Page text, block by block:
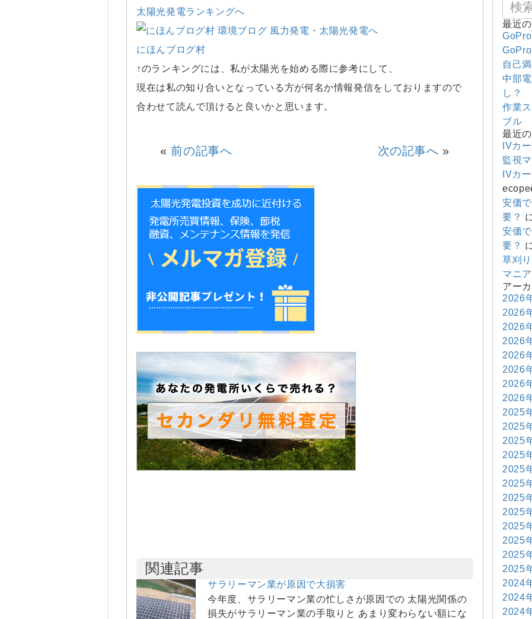
太陽光発電ランキングへ
にほんブログ村
↑のランキングには、私が太陽光を始める際に参考にして、
現在は私の知り合いとなっている方が何名か情報発信をしておりますので
合わせて読んで頂けると良いかと思います。
«前の記事へ 次の記事へ »
関連記事
サラリーマン業が原因で大損害
今年度、サラリーマン業の忙しさが原因での 太陽光関係の
損失がサラリーマン業の手取りと あまり変わらない額にな
最近
自己
中部
し？
作業
ブル
最近
IVカ
監視
IVカ
安価
要？
安価
要？
草刈
マニア
アー
2026
2026
2026
2026
2026
2026
2026
2026
2025
2025
2025
2025
2025
2025
2025
2025
2025
2025
2025
2025
2024
2024
2024